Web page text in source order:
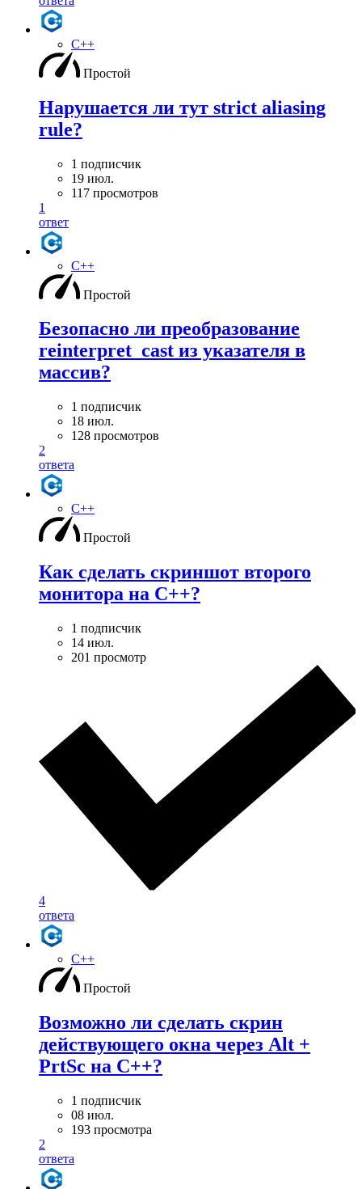
C++
Простой
Нарушается ли тут strict aliasing
rule?
1 подписчик
19 июл.
117 просмотров
1
ответ
C++
Простой
Безопасно ли преобразование
reinterpret_cast из указателя в
массив?
1 подписчик
18 июл.
128 просмотров
2
ответа
C++
Простой
Как сделать скриншот второго
монитора на С++?
1 подписчик
14 июл.
201 просмотр
4
ответа
C++
Простой
Возможно ли сделать скрин
действующего окна через Alt +
PrtSc на С++?
1 подписчик
08 июл.
193 просмотра
2
ответа